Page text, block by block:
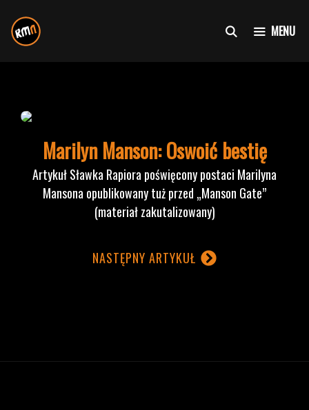
treści
MENU
Marilyn Manson: Oswoić bestię
Artykuł Sławka Rapiora poświęcony postaci Marilyna
Mansona opublikowany tuż przed „Manson Gate”
(materiał zakutalizowany)
NASTĘPNY ARTYKUŁ